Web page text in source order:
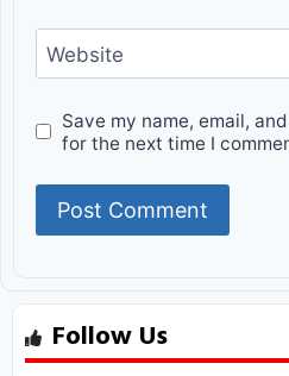
Website
Save my name, email,
for the next time I
Follow Us